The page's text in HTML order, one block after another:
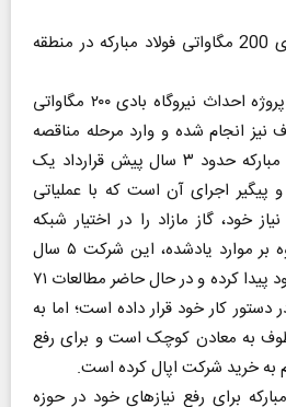
انجام مطالعات نیروگاه بادی 200 مگاواتی فولاد مبارکه در منطقه
وی بیان داشت: مطالعات پروژه احداث نیروگاه بادی ۲۰۰ مگاواتی
نیز انجام شده و وارد مرحله مناقصه
شده است. همچنین فولاد مبارکه حدود ۳ سال پیش قرارداد یک
پیگیر اجرای آن است که با عملیاتی
خود، گاز مازاد را در اختیار شبکه
سراسری قرار می‌دهد. علاوه بر موارد یادشده، این شرکت ۵ سال
پیش به حوزه اکتشافات ورود پیدا کرده و در حال حاضر مطالعات ۷۱
کار خود قرار داده است؛ اما به
به معادن کوچک است و برای رفع
به خرید شرکت اپال کرده است.
برای رفع نیازهای خود در حوزه